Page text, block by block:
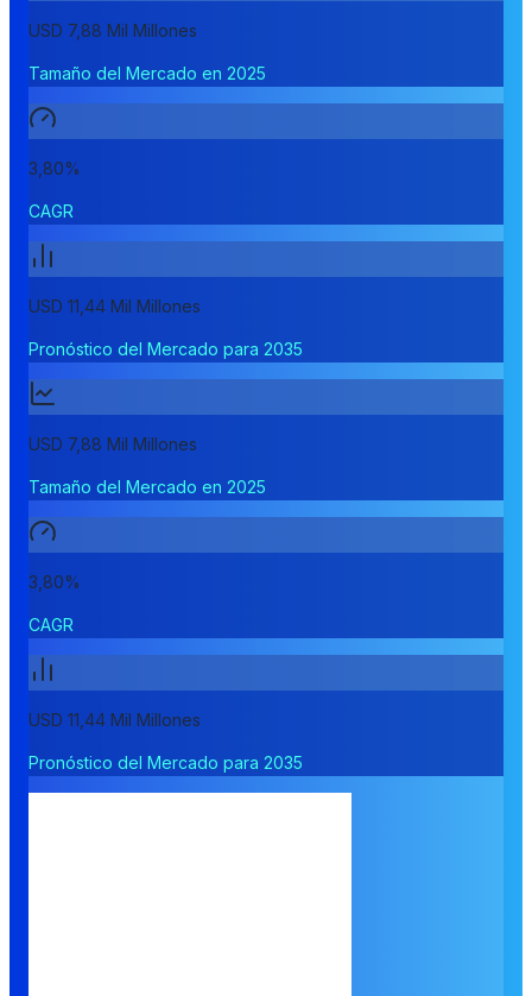
USD 7,88 Mil Millones
Tamaño del Mercado en 2025
3,80%
CAGR
USD 11,44 Mil Millones
Pronóstico del Mercado para 2035
USD 7,88 Mil Millones
Tamaño del Mercado en 2025
3,80%
CAGR
USD 11,44 Mil Millones
Pronóstico del Mercado para 2035